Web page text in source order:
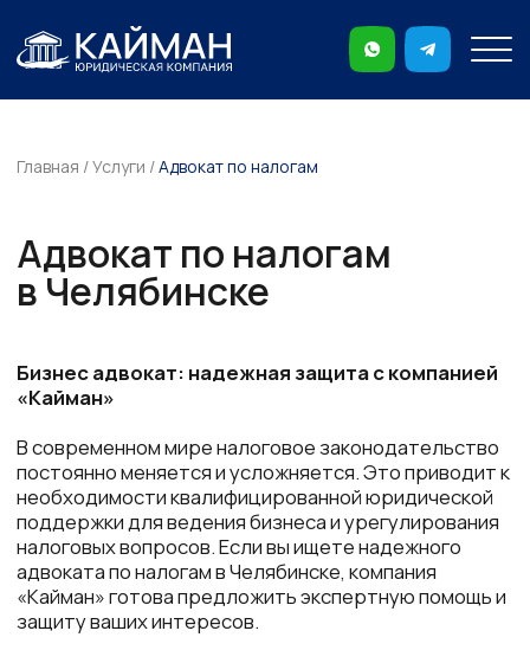
ntrcn
Бизнес адвокат: надежная защита с компанией
«Кайман»
поддержки для ведения бизнеса и урегулирования
налоговых вопросов. Если вы ищете надежного
адвоката по налогам в Челябинске, компания
защиту ваших интересов.
Почему именно компания «Кайман»?
1. Опыт и профессионализм: Бизнес адвокаты
компании «Кайман» обладают многолетним опытом
работы в области налогового права. Наша команда
состоит из высококвалифицированных
специалистов, знакомых с последними
тенденциями и изменениями в законодательстве.
Мы уверены в своей способности находить
оптимальные решения для наших клиентов.
Адвокат по налогам